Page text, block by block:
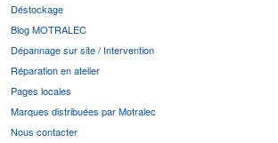
Déstockage
Blog MOTRALEC
Dépannage sur site / Intervention
Réparation en atelier
Pages locales
Marques distribuées par Motralec
Nous contacter